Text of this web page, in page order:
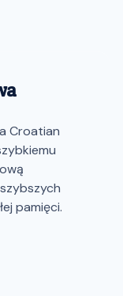
Croatian
pamięci.